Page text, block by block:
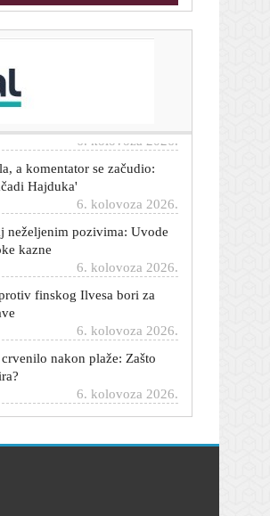
Hajduka u neobičnoj
a komentator se začudio:
6. kolovoza 2026.
neželjenim pozivima: Uvode
6. kolovoza 2026.
finskog Ilvesa bori za
6. kolovoza 2026.
crvenilo nakon plaže: Zašto
6. kolovoza 2026.
kako je Šego promašio